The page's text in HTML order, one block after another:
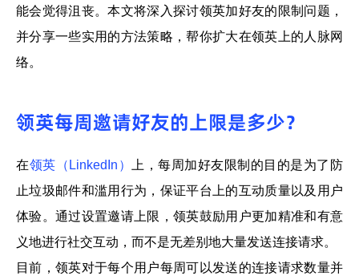
账号安全
票务管理
能会觉得沮丧。本文将深入探讨领英加好友的限制问题，
并分享一些实用的方法策略，帮你扩大在领英上的人脉网
络。
领英每周邀请好友的上限是多少？
在领英（LinkedIn）
上，每周加好友限制的目的是为了防
止垃圾邮件和滥用行为，保证平台上的互动质量以及用户
体验。通过设置邀请上限，领英鼓励用户更加精准和有意
义地进行社交互动，而不是无差别地大量发送连接请求。
目前，领英对于每个用户每周可以发送的连接请求数量并